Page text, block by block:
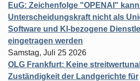
EuG: Zeichenfolge "OPENAI"
Unterscheidungskraft nicht als
Software und KI-bezogene
eingetragen werden
Samstag, Juli 25 2026
OLG Frankfurt: Keine
Zuständigkeit der Landgerichte für